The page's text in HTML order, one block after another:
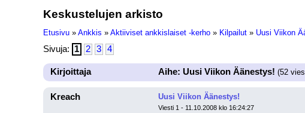
Keskustelujen arkisto
Etusivu » Ankkis » Aktiiviset ankkislaiset -kerho » Kilpailut » Uusi Viikon
Sivuja: 1 2 3 4
Kirjoittaja Aihe: Uusi Viikon Äänestys! (52
Kreach Uusi Viikon Äänestys!
Viesti 1 - 11.10.2008 klo 16:24:27